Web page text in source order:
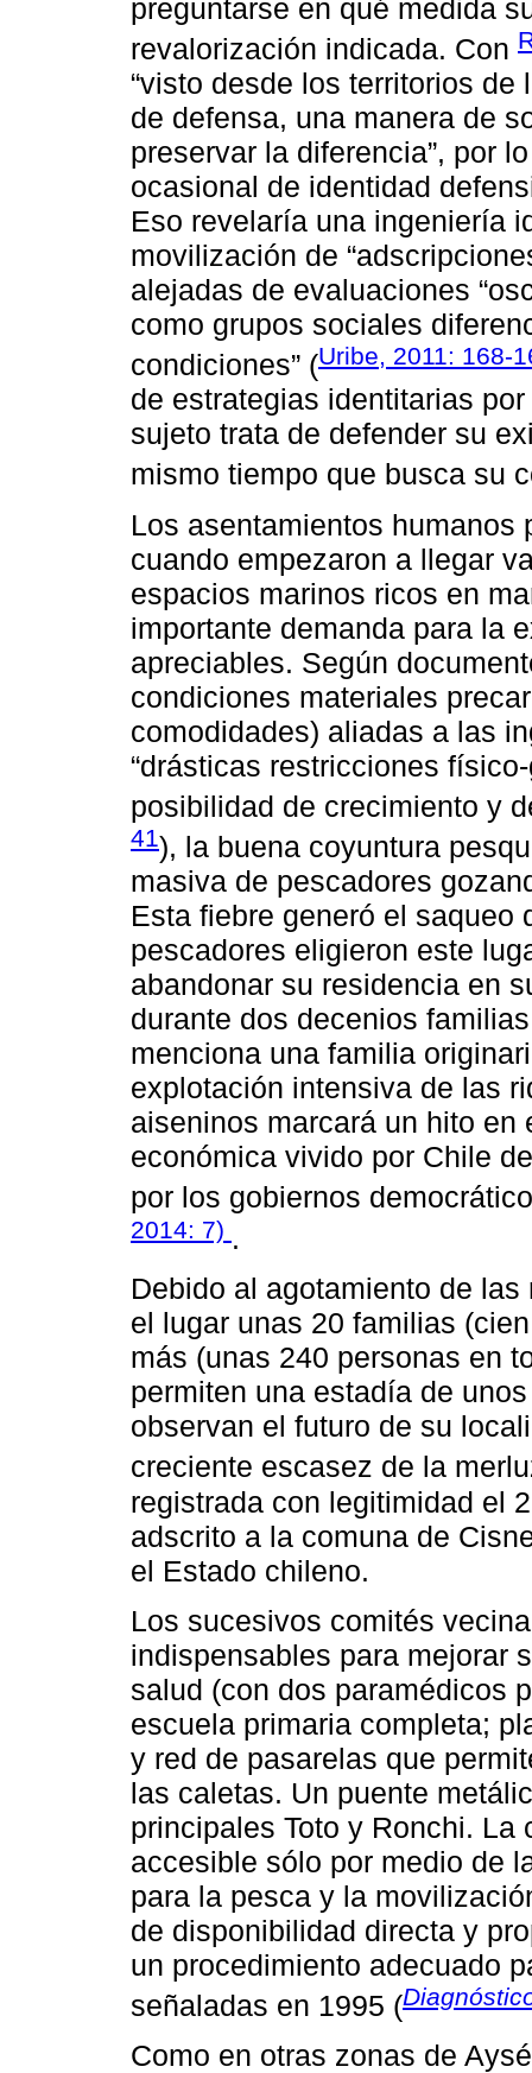
preguntarse en qué medida
revalorización indicada. Con
“visto desde los territorios
de defensa, una manera de
preservar la diferencia”, por
ocasional de identidad
Eso revelaría una ingeniería
movilización de
alejadas de evaluaciones
como grupos sociales
condiciones” (Uribe, 2011: 168-
de estrategias identitarias
sujeto trata de defender su
mismo tiempo que busca su
Los asentamientos humanos
cuando empezaron a llegar
espacios marinos ricos en
importante demanda para la
apreciables. Según
condiciones materiales
comodidades) aliadas a las
“drásticas restricciones
posibilidad de crecimiento y
41), la buena coyuntura
masiva de pescadores
Esta fiebre generó el saqueo
pescadores eligieron este
abandonar su residencia en
durante dos decenios
menciona una familia
explotación intensiva de las
aiseninos marcará un hito en
económica vivido por Chile
por los gobiernos
2014: 7) .
Debido al agotamiento de
el lugar unas 20 familias
más (unas 240 personas en
permiten una estadía de
observan el futuro de su
creciente escasez de la
registrada con legitimidad el
adscrito a la comuna de
el Estado chileno.
Los sucesivos comités
indispensables para mejorar
salud (con dos paramédicos
escuela primaria completa;
y red de pasarelas que
las caletas. Un puente
principales Toto y Ronchi.
accesible sólo por medio de
para la pesca y la
de disponibilidad directa y
un procedimiento adecuado
señaladas en 1995 (
Como en otras zonas de